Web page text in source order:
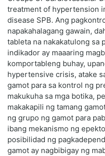
treatment of hypertension
disease SPB. Ang
napakahalagang gawain,
tableta na nakakatulong sa
indikador ay maaaring
komportableng buhay,
hypertensive crisis, atake
gamot para sa kontrol ng
makukuha sa mga botika,
makakapili ng tamang
ng grupo ng gamot para
ibang mekanismo ng
posibilidad ng
gamot ay nagbibigay ng